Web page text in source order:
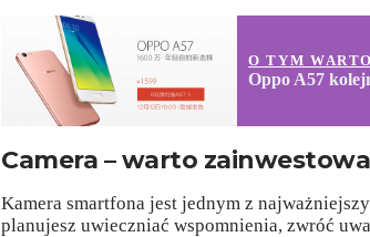
O TYM
Oppo A57
Camera – warto
Kamera smartfona jest jednym z
planujesz uwieczniać wspomnienia, zwróć